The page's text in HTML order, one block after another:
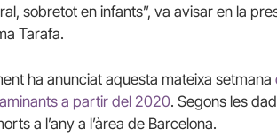
sobretot en infants”, va avisar en la
Tarafa.
ha anunciat aquesta mateixa setmana
a partir del 2020. Segons les
a l’any a l’àrea de Barcelona.